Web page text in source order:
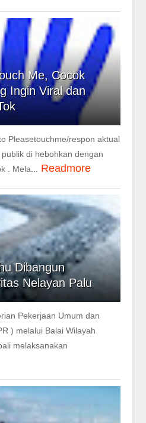
Me, Cocok
Ingin Viral dan
Pleasetouchme/respon aktual
di hebohkan dengan
. Mela...
Readmore
Dibangun
Nelayan Palu
Pekerjaan Umum dan
) melalui Balai Wilayah
melaksanakan